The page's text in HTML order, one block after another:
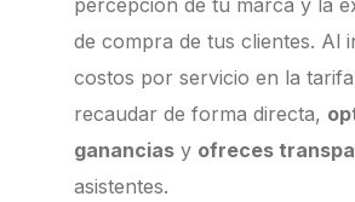
percepción de tu marca y la
de compra de tus clientes. Al
costos por servicio en la
recaudar de forma directa,
gananciasy ofreces
asistentes.